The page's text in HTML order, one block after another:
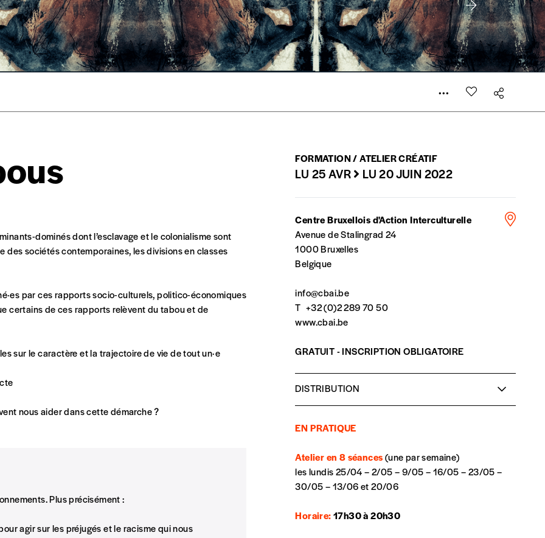
Les mots de passe ne correspondent pas
bien ou d’un service, qui peut être une manière pour lui de payer le prix qu’il estime juste. Dans l’objectif de rendre
attachement aux valeurs de solidarité, nous vous proposons d’estimer vous-mêmes le coût de notre publication. Cette
indicatif. De cette manière, vous soutenez le travail de l’équipe de rédaction selon vos moyens et vos motivations.
au numéro.
papier ou numérique.
moment, même après avoir reçu plusieurs numéros. Ce paiement n’est pas indispensable. Il marque votre volonté de
5€*
dominés dont l’esclavage et le colonialisme sont
des sociétés contemporaines, les divisions en classes
par ces rapports socio-culturels, politico-économiques
certains de ces rapports relèvent du tabou et de
sur le caractère et la trajectoire de vie de tout un·e
nous aider dans cette démarche ?
Plus précisément :
agir sur les préjugés et le racisme qui nous
FORMATION / ATELIER CRÉATIF
LU 25 AVR LU 20 JUIN 2022
Centre Bruxellois d'Action Interculturelle
Avenue de Stalingrad 24
1000 Bruxelles
Belgique
info@cbai.be
T +32 (0)2 289 70 50
www.cbai.be
GRATUIT - INSCRIPTION OBLIGATOIRE
DISTRIBUTION
Animation:Joëlle Evita
EN PRATIQUE
Atelier en 8 séances(une par semaine)
les lundis 25/04 – 2/05 – 9/05 – 16/05 – 23/05 –
30/05 – 13/06 et 20/06
Horaire:17h30 à 20h30